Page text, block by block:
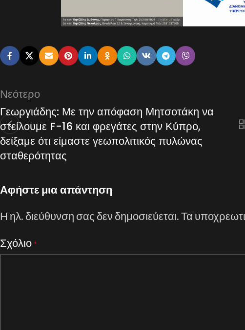
Νεότερο
Γεωργιάδης: Με την απόφαση Μητσοτάκη να
στείλουμε F-16 και φρεγάτες στην Κύπρο,
δείξαμε ότι είμαστε γεωπολιτικός πυλώνας
σταθερότητας
Αφήστε μια απάντηση
Η ηλ. διεύθυνση σας δεν δημοσιεύεται.Τα
Σχόλιο *